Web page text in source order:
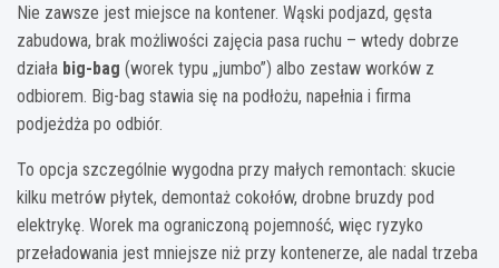
Nie zawsze jest miejsce na kontener. Wąski podjazd, gęsta
zabudowa, brak możliwości zajęcia pasa ruchu – wtedy dobrze
działa big-bag (worek typu „jumbo”) albo zestaw worków z
odbiorem. Big-bag stawia się na podłożu, napełnia i firma
podjeżdża po odbiór.
To opcja szczególnie wygodna przy małych remontach: skucie
kilku metrów płytek, demontaż cokołów, drobne bruzdy pod
elektrykę. Worek ma ograniczoną pojemność, więc ryzyko
przeładowania jest mniejsze niż przy kontenerze, ale nadal trzeba